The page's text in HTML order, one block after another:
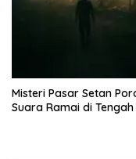
Misteri Pasar Setan
Suara Ramai di Tengah